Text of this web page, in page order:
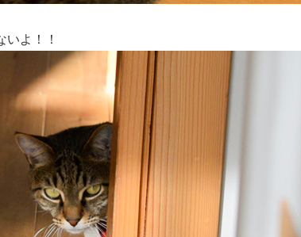
よ！！